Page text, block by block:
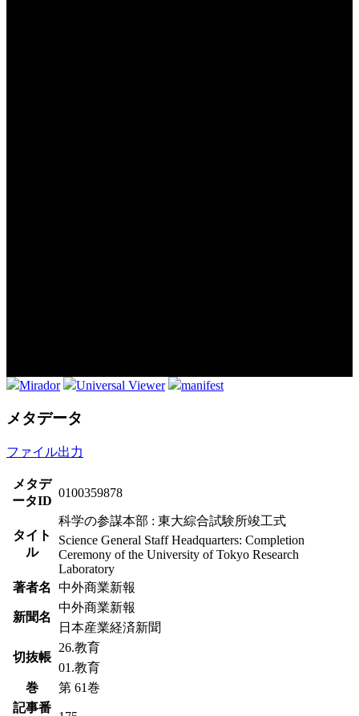
Mirador Universal Viewer manifest
メタデータ
ファイル出力
メタデ
ータID
0100359878
タイト
ル
科学の参謀本部 : 東大綜合試験所竣工式
Science General Staff Headquarters: Completion
Ceremony of the University of Tokyo Research
Laboratory
著者名
中外商業新報
新聞名
中外商業新報
日本産業経済新聞
切抜帳
26.教育
01.教育
巻
第 61巻
記事番